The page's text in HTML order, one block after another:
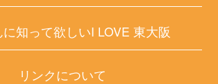
知って欲しいI LOVE 東大阪
リンクについて